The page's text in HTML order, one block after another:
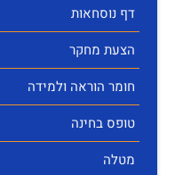
דף נוסחאות
הצעת מחקר
חומר הוראה ולמידה
טופס בחינה
מטלה